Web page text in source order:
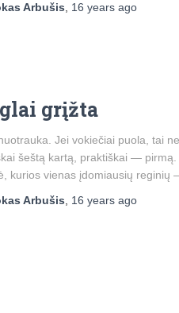
Arbušis 16 yearsago
grįžta
Jei vokiečiai puola, tai
šeštą kartą, praktiškai —
kurios vienas įdomiausių reginių
Arbušis 16 yearsago